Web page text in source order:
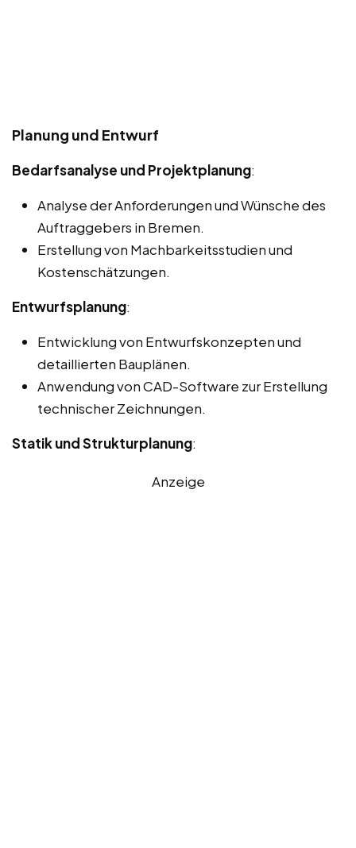
Planung und Entwurf
Bedarfsanalyse und Projektplanung:
Analyse der Anforderungen und Wünsche des
Auftraggebers in Bremen.
Erstellung von Machbarkeitsstudien und
Kostenschätzungen.
Entwurfsplanung:
Entwicklung von Entwurfskonzepten und
detaillierten Bauplänen.
Anwendung von CAD-Software zur Erstellung
technischer Zeichnungen.
Statik und Strukturplanung:
Anzeige